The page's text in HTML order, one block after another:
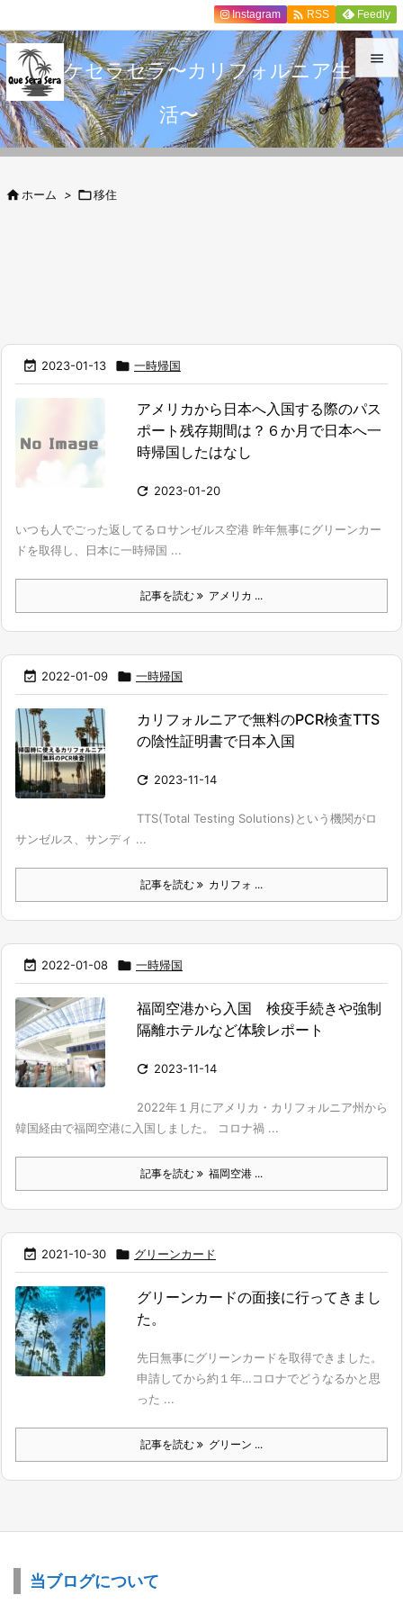
ケセラセラ〜カリフォルニア生
活〜


メニュ

サイド
Instagram  RSS Feedly
ホーム > 移住
 2023-01-13  一時帰国
アメリカから日本へ入国する際のパス
ポート残存期間は？６か月で日本へ一
時帰国したはなし
 2023-01-20
いつも人でごった返してるロサンゼルス空港 昨年無事にグリーンカー
ドを取得し、日本に一時帰国 ...
記事を読む アメリカ ...
 2022-01-09  一時帰国
カリフォルニアで無料のPCR検査TTS
の陰性証明書で日本入国
 2023-11-14
TTS(Total Testing Solutions)という機関がロ
サンゼルス、サンディ ...
記事を読む カリフォ ...
 2022-01-08  一時帰国
福岡空港から入国 検疫手続きや強制
隔離ホテルなど体験レポート
 2023-11-14
2022年１月にアメリカ・カリフォルニア州から
韓国経由で福岡空港に入国しました。 コロナ禍 ...
記事を読む 福岡空港 ...
 2021-10-30  グリーンカード
グリーンカードの面接に行ってきまし
た。
先日無事にグリーンカードを取得できました。
申請してから約１年…コロナでどうなるかと思
った ...
記事を読む グリーン ...
当ブログについて